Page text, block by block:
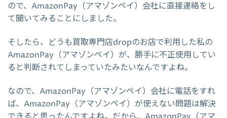
ので、AmazonPay（アマゾンペイ）会社に直接連絡をし
て聞いてみることにしました。
そしたら、どうも買取専門店dropのお店で利用した私の
AmazonPay（アマゾンペイ）が、勝手に不正使用してい
ると判断されてしまっていたみたいなんですよね。
なので、AmazonPay（アマゾンペイ）会社に電話をすれ
ば、AmazonPay（アマゾンペイ）が使えない問題は解決